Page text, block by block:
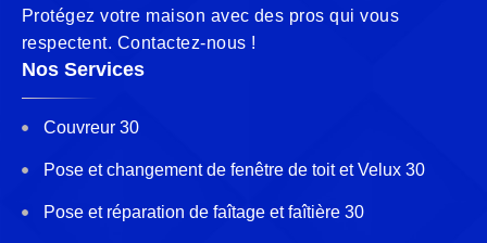
Protégez votre maison avec des pros qui vous
respectent. Contactez-nous !
Nos Services
Couvreur 30
Pose et changement de fenêtre de toit et Velux 30
Pose et réparation de faîtage et faîtière 30